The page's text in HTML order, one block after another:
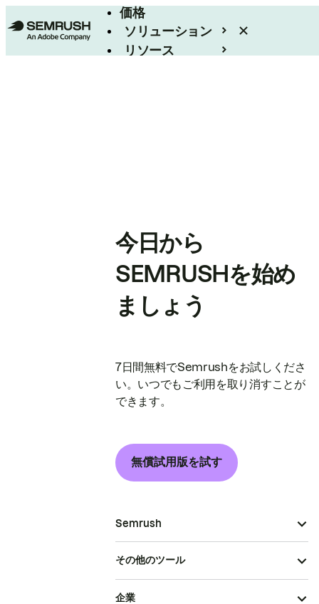
価格
ソリューション
リソース
今日から
SEMRUSHを始め
ましょう
7日間無料でSemrushをお試しくださ
い。いつでもご利用を取り消すことが
できます。
無償試用版を試す
Semrush
その他のツール
企業